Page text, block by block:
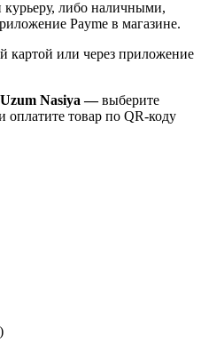
либо наличными,
Payme в магазине.
картой или через приложение
Uzum Nasiya —выберите
оплатите товар по QR-коду